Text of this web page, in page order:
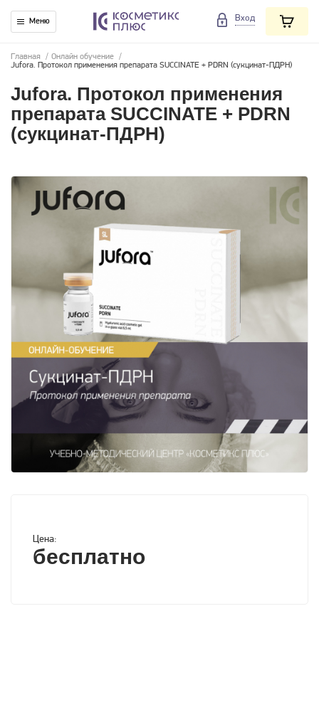
Меню Вход
Главная / Онлайн обучение /
Jufora. Протокол применения препарата SUCCINATE + PDRN (сукцинат-ПДРН)
Jufora. Протокол применения
препарата SUCCINATE + PDRN
(сукцинат-ПДРН)
Цена:
бесплатно